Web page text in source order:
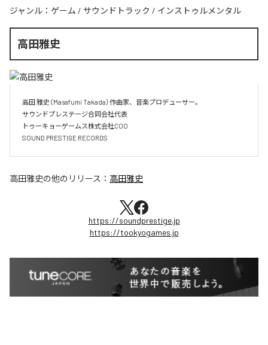
ジャンル： ゲーム / サウンドトラック / インストゥルメンタル
高田雅史
高田 雅史（Masafumi Takada）作曲家、音楽プロデューサー。
サウンドプレステージ合同会社代表
トゥーキョーゲームス株式会社COO
SOUND PRESTIGE RECORDS
高田雅史の他のリリース： 高田雅史
https://soundprestige.jp
https://tookyogames.jp